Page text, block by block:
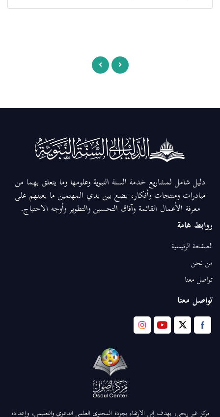
دليل شامل لمشاريع خدمة السنة النبوية وعلومها وما يتعلق بهما من
مبادرات ومنتجات وأفكار، يضع بين يدي المهتمين ما يعينهم على
معرفة الأعمال القائمة وآفاق التحسين والتطوير وأوجه الاحتياج.
روابط هامة
الصفحة الرئيسية
من نحن
تواصل معنا
تواصل معنا
مركز غير ربحي، يهدف إلى الارتقاء بجودة المحتوى العلمي الدعوي والتعليمي، وإعداده